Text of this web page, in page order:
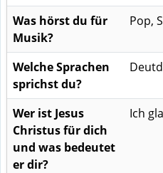
Was hörst du für
Musik?
Pop,
Welche Sprachen
sprichst du?
Wer ist Jesus
Christus für dich
und was bedeutet
er dir?
Ich